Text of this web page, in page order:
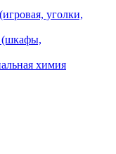
уголки,
(шкафы,
химия